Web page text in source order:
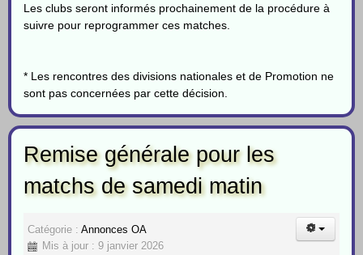
Les clubs seront informés prochainement de la procédure à
suivre pour reprogrammer ces matches.
* Les rencontres des divisions nationales et de Promotion ne
sont pas concernées par cette décision.
Remise générale pour les
matchs de samedi matin
Catégorie : Annonces OA
Mis à jour : 9 janvier 2026